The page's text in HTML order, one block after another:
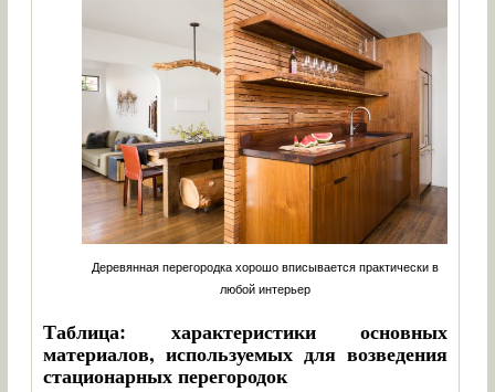
Деревянная перегородка хорошо вписывается практически в
любой интерьер
Таблица: характеристики основных
материалов, используемых для возведения
стационарных перегородок